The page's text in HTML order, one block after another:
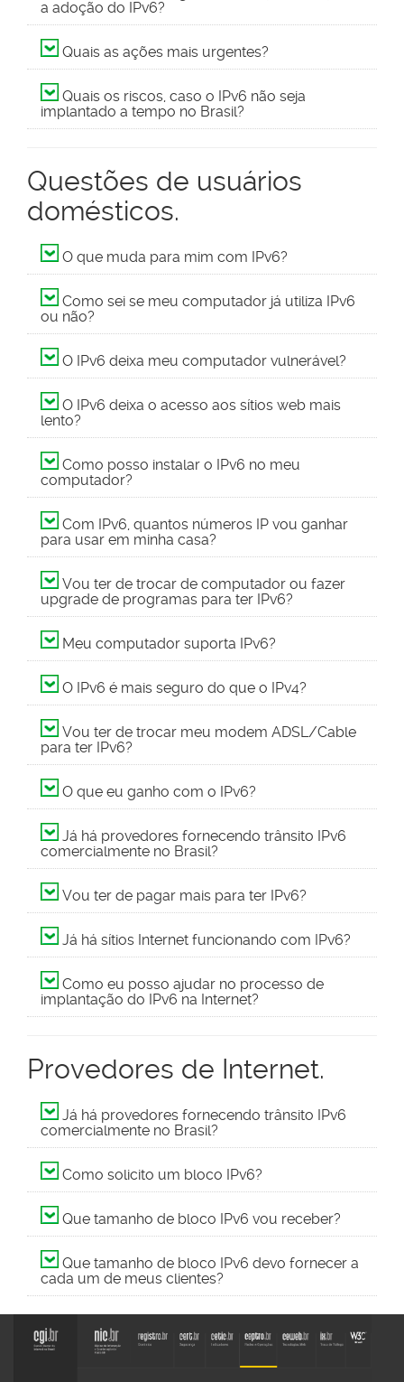
a adoção do IPv6?
Quais as ações mais urgentes?
Quais os riscos, caso o IPv6 não seja
implantado a tempo no Brasil?
Questões de usuários
domésticos.
O que muda para mim com IPv6?
Como sei se meu computador já utiliza IPv6
ou não?
O IPv6 deixa meu computador vulnerável?
O IPv6 deixa o acesso aos sítios web mais
lento?
Como posso instalar o IPv6 no meu
computador?
Com IPv6, quantos números IP vou ganhar
para usar em minha casa?
Vou ter de trocar de computador ou fazer
upgrade de programas para ter IPv6?
Meu computador suporta IPv6?
O IPv6 é mais seguro do que o IPv4?
Vou ter de trocar meu modem ADSL/Cable
para ter IPv6?
O que eu ganho com o IPv6?
Já há provedores fornecendo trânsito IPv6
comercialmente no Brasil?
Vou ter de pagar mais para ter IPv6?
Já há sítios Internet funcionando com IPv6?
Como eu posso ajudar no processo de
implantação do IPv6 na Internet?
Provedores de Internet.
Já há provedores fornecendo trânsito IPv6
comercialmente no Brasil?
Como solicito um bloco IPv6?
Que tamanho de bloco IPv6 vou receber?
Que tamanho de bloco IPv6 devo fornecer a
cada um de meus clientes?